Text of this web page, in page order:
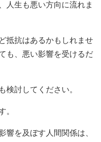
人生も悪い方向に流れま
抵抗はあるかもしれませ
も、悪い影響を受けるだ
検討してください。
。
響を及ぼす人間関係は、